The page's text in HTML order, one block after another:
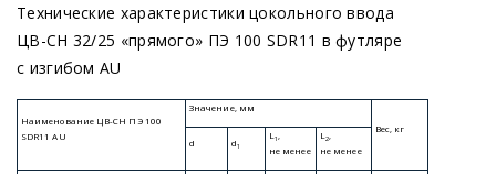
Технические характеристики цокольного ввода
ЦВ-СН 32/25 «прямого» ПЭ 100 SDR11 в футляре
с изгибом AU